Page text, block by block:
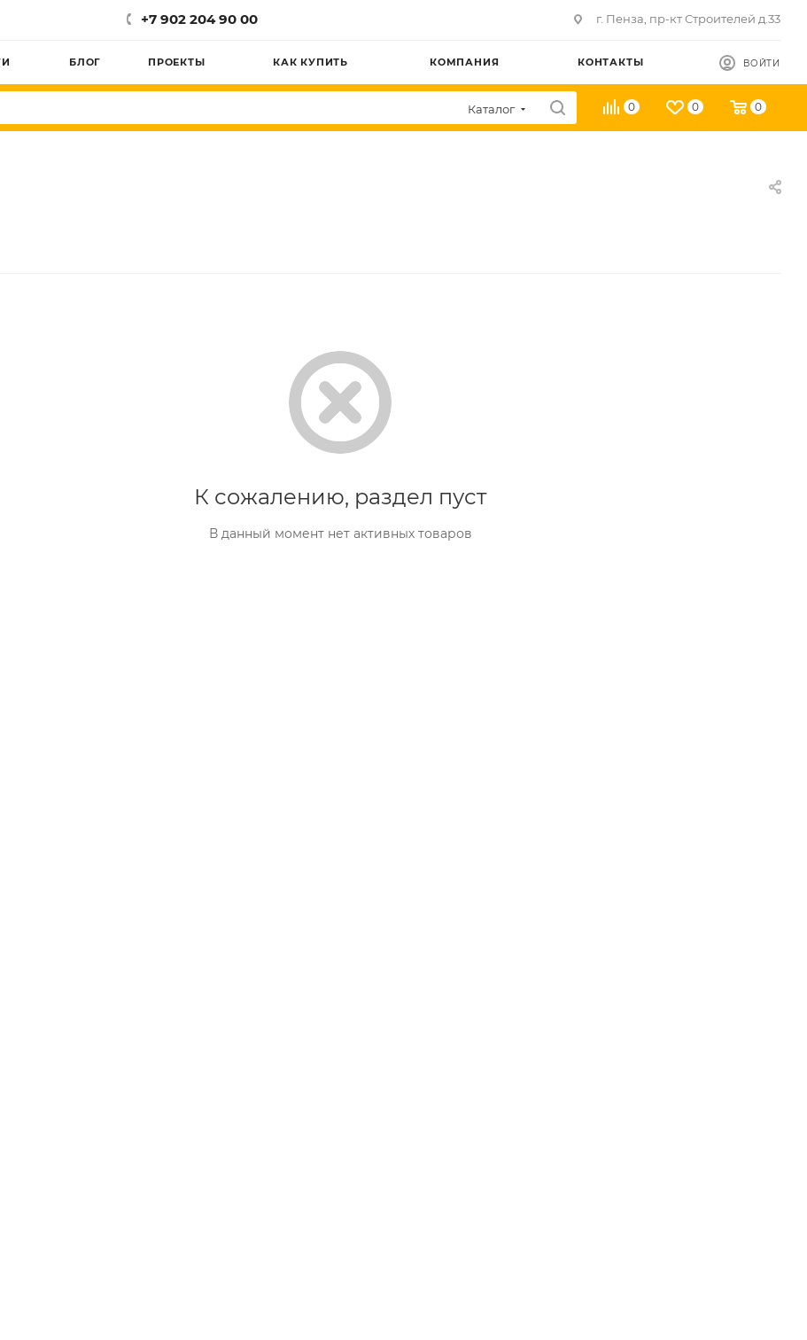
+7 902 204 90 00 г. Пенза, пр-кт Строителей д.33
БЛОГ ПРОЕКТЫ КАК КУПИТЬ КОМПАНИЯ КОНТАКТЫ ВОЙТИ
Каталог 0 0 0
К сожалению, раздел пуст
В данный момент нет активных товаров